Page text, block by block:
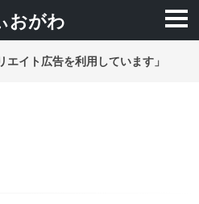
おがわ
エイト広告を利用しています」